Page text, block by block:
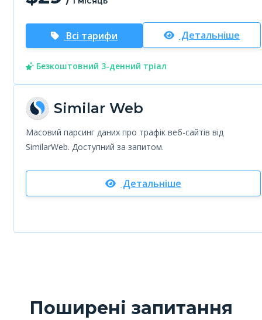
Всі тарифи Детальніше
Безкоштовний 3-денний тріал
Similar Web
Масовий парсинг даних про трафік веб-сайтів від
SimilarWeb. Доступний за запитом.
Детальніше
Поширені запитання